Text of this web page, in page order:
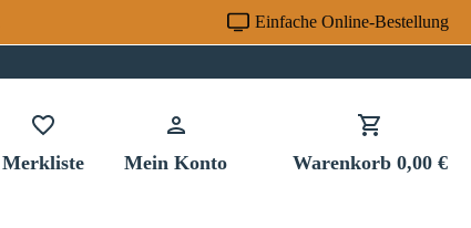
Einfache Online-Bestellung
MerklisteDu hast 0 Produkte auf dem Merkzettel
Mein Konto Warenkorb 0,00 €